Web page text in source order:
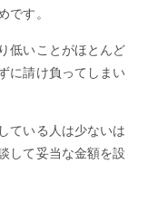
です。
低いことがほとんど
に請け負ってしまい
ている人は少ないは
して妥当な金額を設